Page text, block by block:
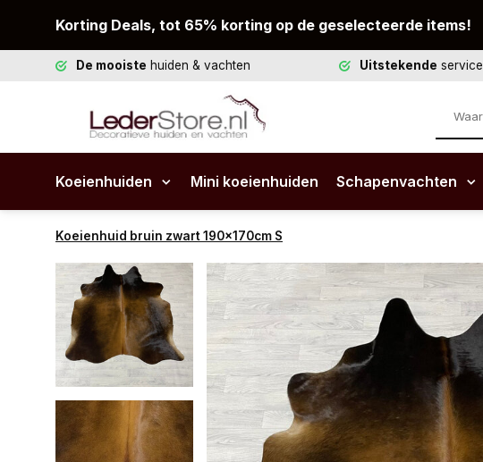
Korting Deals, tot 65% korting op de geselecteerde items!
De mooiste huiden & vachten Uitstekende service
Koeienhuiden Mini koeienhuiden Schapenvachten
Koeienhuid bruin zwart 190x170cm S